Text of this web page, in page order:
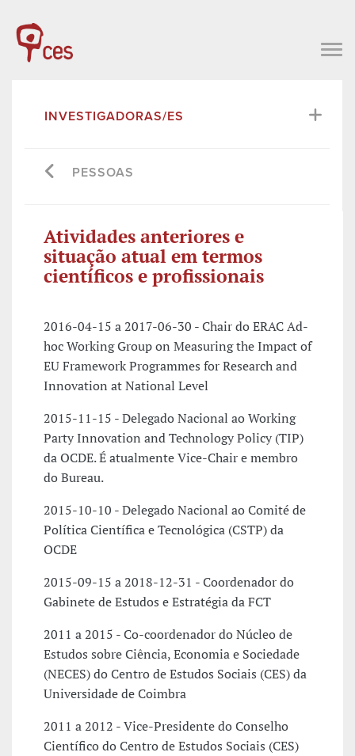
INVESTIGADORAS/ES
PESSOAS
Atividades anteriores e
situação atual em termos
científicos e profissionais
2016-04-15 a 2017-06-30 - Chair do ERAC Ad-
hoc Working Group on Measuring the Impact of
EU Framework Programmes for Research and
Innovation at National Level
2015-11-15 - Delegado Nacional ao Working
Party Innovation and Technology Policy (TIP)
da OCDE. É atualmente Vice-Chair e membro
do Bureau.
2015-10-10 - Delegado Nacional ao Comité de
Política Científica e Tecnológica (CSTP) da
OCDE
2015-09-15 a 2018-12-31 - Coordenador do
Gabinete de Estudos e Estratégia da FCT
2011 a 2015 - Co-coordenador do Núcleo de
Estudos sobre Ciência, Economia e Sociedade
(NECES) do Centro de Estudos Sociais (CES) da
Universidade de Coimbra
2011 a 2012 - Vice-Presidente do Conselho
Científico do Centro de Estudos Sociais (CES)